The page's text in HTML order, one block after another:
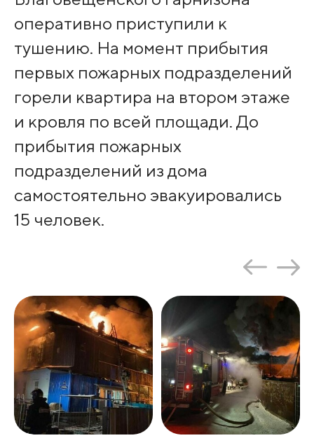
оперативно приступили к
тушению. На момент прибытия
первых пожарных подразделений
горели квартира на втором этаже
и кровля по всей площади. До
прибытия пожарных
подразделений из дома
самостоятельно эвакуировались
15 человек.